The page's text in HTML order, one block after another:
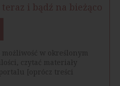
i bądź na bieżąco
możliwość w określonym
czytać materiały
[oprócz treści